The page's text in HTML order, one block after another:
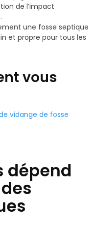
de l’impact
une fosse septique
et propre pour tous les
vous
vidange de fosse
dépend